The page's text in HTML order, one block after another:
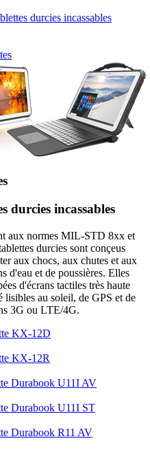
durcies incassables
aux normes MIL-STD 8xx et
durcies sont conçeus
aux chocs, aux chutes et aux
d'eau et de poussières. Elles
d'écrans tactiles très haute
lisibles au soleil, de GPS et de
3G ou LTE/4G.
KX-12D
KX-12R
Durabook U11I AV
Durabook U11I ST
Durabook R11 AV